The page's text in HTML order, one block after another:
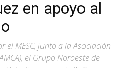
en apoyo al
el MESC, junto a la Asociación
el Grupo Noroeste de